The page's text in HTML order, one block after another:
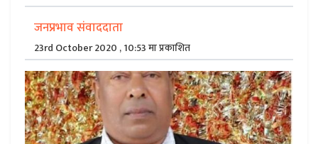
जनप्रभाव संवाददाता
23rd October 2020 , 10:53 मा प्रकाशित